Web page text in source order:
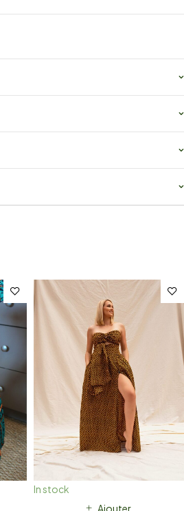
In stock
Ajouter